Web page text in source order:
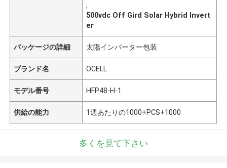
,
500vdc Off Gird Solar Hybrid Invert
er
パッケージの詳細 太陽インバーター包装
ブランド名 OCELL
モデル番号 HFP48-H-1
供給の能力 1週あたりの1000+PCS+1000
多くを見て下さい